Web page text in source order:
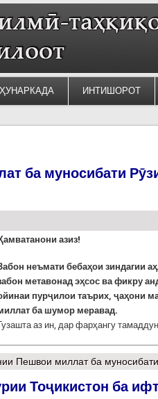
ҲУНАРКАДА ИНТИШОРОТ
ба муносибати
азиз!
неъмати бебаҳои зиндагии
метавонад эҳсос ва фикру
пурҷилои таърих, ҷаҳони
ба шумор меравад.
аз ин, дар фарҳангу
Пешвои миллат ба
Тоҷикистон ба